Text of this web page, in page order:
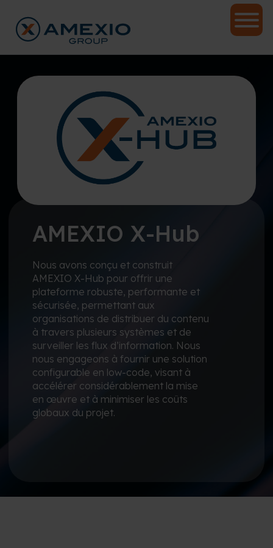
AMEXIO X-Hub
Nous avons conçu et construit
AMEXIO X-Hub pour offrir une
plateforme robuste, performante et
sécurisée, permettant aux
organisations de distribuer du contenu
à travers plusieurs systèmes et de
surveiller les flux d’information. Nous
nous engageons à fournir une solution
configurable en low-code, visant à
accélérer considérablement la mise
en œuvre et à minimiser les coûts
globaux du projet.